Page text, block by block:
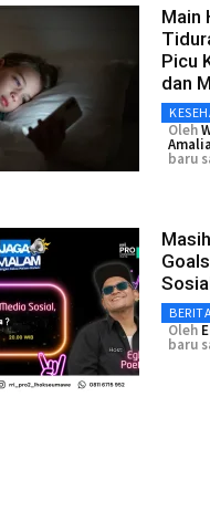
Main
Picu
dan
Oleh
baru
Oleh
baru